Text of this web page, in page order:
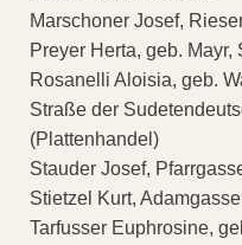
Marschoner Josef,
Preyer Herta, geb. Mayr,
Rosanelli Aloisia, geb.
Straße der
(Plattenhandel)
Stauder Josef,
Stietzel Kurt,
Tarfusser Euphrosine,